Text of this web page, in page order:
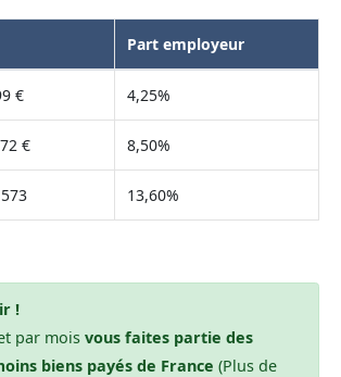
Part employeur
€ 4,25%
€ 8,50%
13,60%
!
par mois vous faites partie des
biens payés de France (Plus de